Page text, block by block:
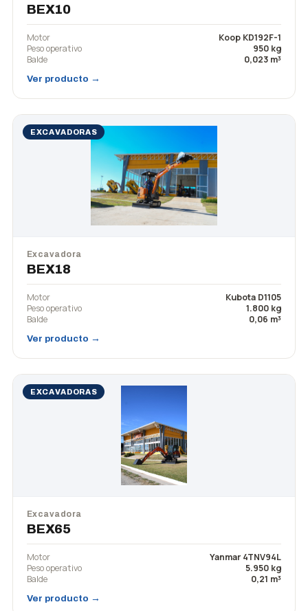
BEX10
Motor
Koop KD192F-1
Peso operativo
950 kg
Balde
0,023 m³
Ver producto →
EXCAVADORAS
Excavadora
BEX18
Motor
Kubota D1105
Peso operativo
1.800 kg
Balde
0,06 m³
Ver producto →
EXCAVADORAS
Excavadora
BEX65
Motor
Yanmar 4TNV94L
Peso operativo
5.950 kg
Balde
0,21 m³
Ver producto →